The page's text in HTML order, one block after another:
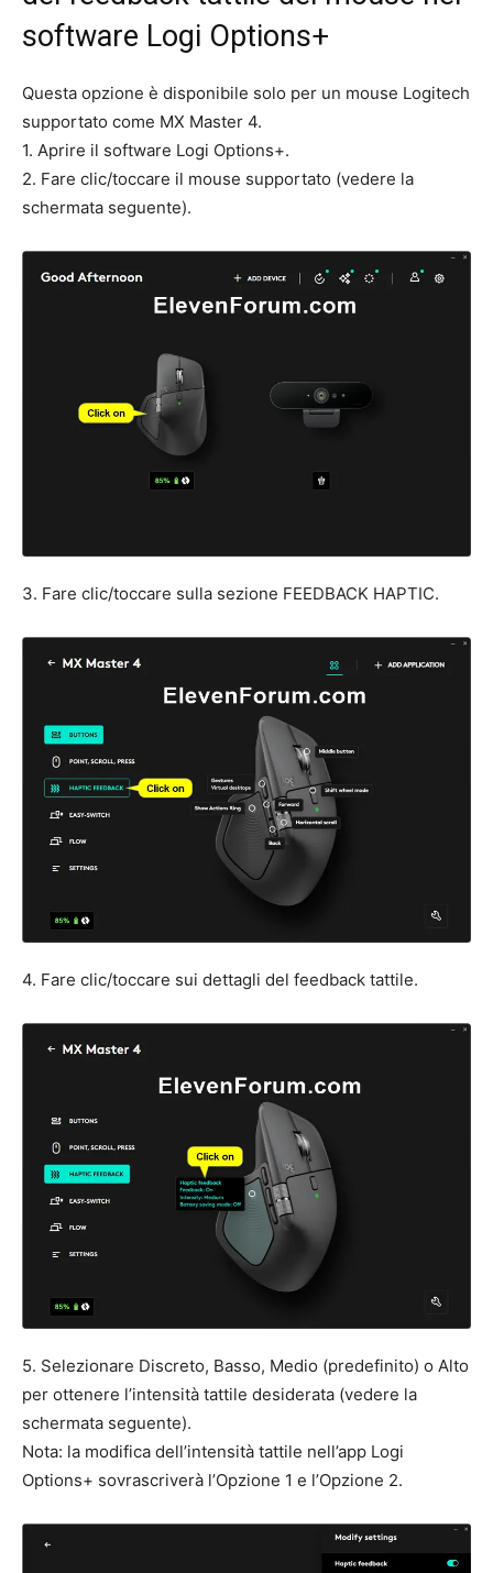
software Logi Options+
Questa opzione è disponibile solo per un mouse Logitech
supportato come MX Master 4.
1. Aprire il software Logi Options+.
2. Fare clic/toccare il mouse supportato (vedere la
schermata seguente).
3. Fare clic/toccare sulla sezione FEEDBACK HAPTIC.
4. Fare clic/toccare sui dettagli del feedback tattile.
5. Selezionare Discreto, Basso, Medio (predefinito) o Alto
per ottenere l’intensità tattile desiderata (vedere la
schermata seguente).
Nota: la modifica dell’intensità tattile nell’app Logi
Options+ sovrascriverà l’Opzione 1 e l’Opzione 2.